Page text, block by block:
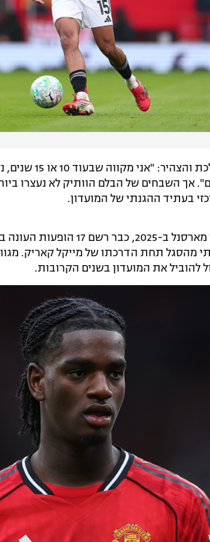
מגווייר אף
אך השבחים של הבלם הוותיק לא נעצרו
בעתיד ההגנתי של המועדון.
הבן בן ה-19, שעבר מארסנל ב-
מהסגל תחת הדרכתו של מייקל קאריק.
להוביל את המועדון בשנים הקרובות.